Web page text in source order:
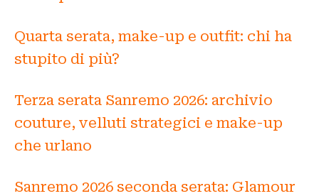
Quarta serata, make-up e outfit: chi ha
stupito di più?
Terza serata Sanremo 2026: archivio
couture, velluti strategici e make-up
che urlano
Sanremo 2026 seconda serata: Glamour